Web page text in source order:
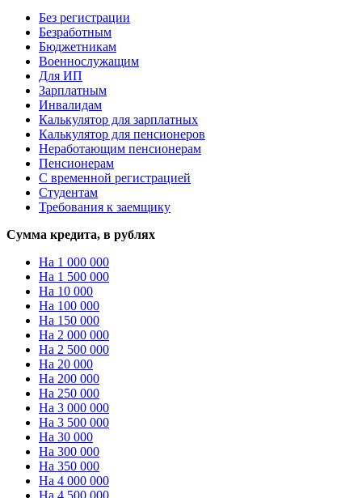
Без регистрации
Безработным
Бюджетникам
Военнослужащим
Для ИП
Зарплатным
Инвалидам
Калькулятор для зарплатных
Калькулятор для пенсионеров
Неработающим пенсионерам
Пенсионерам
С временной регистрацией
Студентам
Требования к заемщику
Сумма кредита, в рублях
На 1 000 000
На 1 500 000
На 10 000
На 100 000
На 150 000
На 2 000 000
На 2 500 000
На 20 000
На 200 000
На 250 000
На 3 000 000
На 3 500 000
На 30 000
На 300 000
На 350 000
На 4 000 000